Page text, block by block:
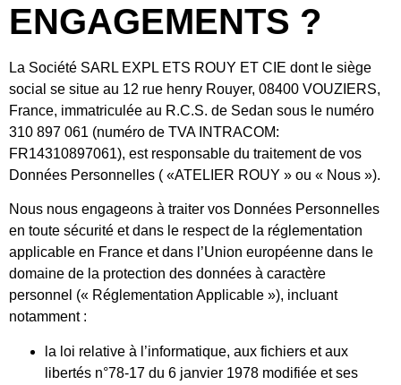
ENGAGEMENTS ?
La Société SARL EXPL ETS ROUY ET CIE dont le siège
social se situe au 12 rue henry Rouyer, 08400 VOUZIERS,
France, immatriculée au R.C.S. de Sedan sous le numéro
310 897 061 (numéro de TVA INTRACOM:
FR14310897061), est responsable du traitement de vos
Données Personnelles ( «ATELIER ROUY » ou « Nous »).
Nous nous engageons à traiter vos Données Personnelles
en toute sécurité et dans le respect de la réglementation
applicable en France et dans l’Union européenne dans le
domaine de la protection des données à caractère
personnel (« Réglementation Applicable »), incluant
notamment :
la loi relative à l’informatique, aux fichiers et aux
libertés n°78-17 du 6 janvier 1978 modifiée et ses